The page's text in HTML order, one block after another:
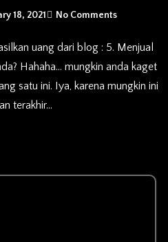
18, 2021 No Comments
Hahaha… mungkin anda kaget
satu ini. Iya, karena mungkin ini
terakhir…